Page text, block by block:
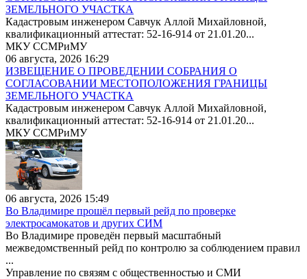
ЗЕМЕЛЬНОГО УЧАСТКА
Кадастровым инженером Савчук Аллой Михайловной,
квалификационный аттестат: 52-16-914 от 21.01.20...
МКУ ССМРиМУ
06 августа, 2026 16:29
ИЗВЕЩЕНИЕ О ПРОВЕДЕНИИ СОБРАНИЯ О
СОГЛАСОВАНИИ МЕСТОПОЛОЖЕНИЯ ГРАНИЦЫ
ЗЕМЕЛЬНОГО УЧАСТКА
Кадастровым инженером Савчук Аллой Михайловной,
квалификационный аттестат: 52-16-914 от 21.01.20...
МКУ ССМРиМУ
06 августа, 2026 15:49
Во Владимире прошёл первый рейд по проверке
электросамокатов и других СИМ
Во Владимире проведён первый масштабный
межведомственный рейд по контролю за соблюдением правил
...
Управление по связям с общественностью и СМИ